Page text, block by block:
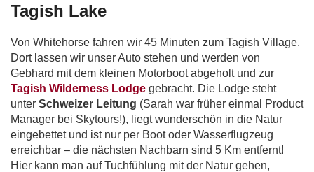
Tagish Lake
Von Whitehorse fahren wir 45 Minuten zum Tagish Village.
Dort lassen wir unser Auto stehen und werden von
Gebhard mit dem kleinen Motorboot abgeholt und zur
Tagish Wilderness Lodge gebracht. Die Lodge steht
unter Schweizer Leitung (Sarah war früher einmal Product
Manager bei Skytours!), liegt wunderschön in die Natur
eingebettet und ist nur per Boot oder Wasserflugzeug
erreichbar – die nächsten Nachbarn sind 5 Km entfernt!
Hier kann man auf Tuchfühlung mit der Natur gehen,